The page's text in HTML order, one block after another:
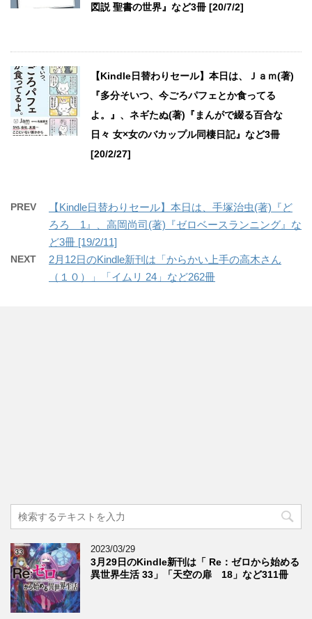
図説 聖書の世界』など3冊 [20/7/2]
【Kindle日替わりセール】本日は、Ｊａｍ(著)
『多分そいつ、今ごろパフェとか食ってる
よ。』、ネギたぬ(著)『まんがで綴る百合な
日々 女×女のバカップル同棲日記』など3冊
[20/2/27]
PREV
【Kindle日替わりセール】本日は、手塚治虫(著)『ど
ろろ 1』、高岡尚司(著)『ゼロベースランニング』な
ど3冊 [19/2/11]
NEXT
2月12日のKindle新刊は「からかい上手の高木さん
（１０）」「イムリ 24」など262冊
2023/03/29
3月29日のKindle新刊は「 Re：ゼロから始める
異世界生活 33」「天空の扉 18」など311冊